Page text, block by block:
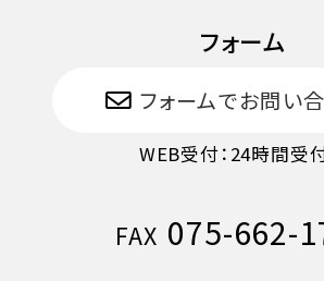
フォーム
フォームでお問い
WEB受付：24時間受
FAX 075-662-